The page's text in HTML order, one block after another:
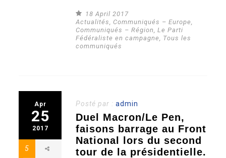
18 April 2017
Actualités
Communiqués – Europe
Communiqués – Région ,Le Parti
Fédéraliste en campagne
Tous les
communiqués
Apr
25
2017
5
Posté par :admin
Duel Macron/Le Pen,
faisons barrage au Front
National lors du second
tour de la présidentielle.